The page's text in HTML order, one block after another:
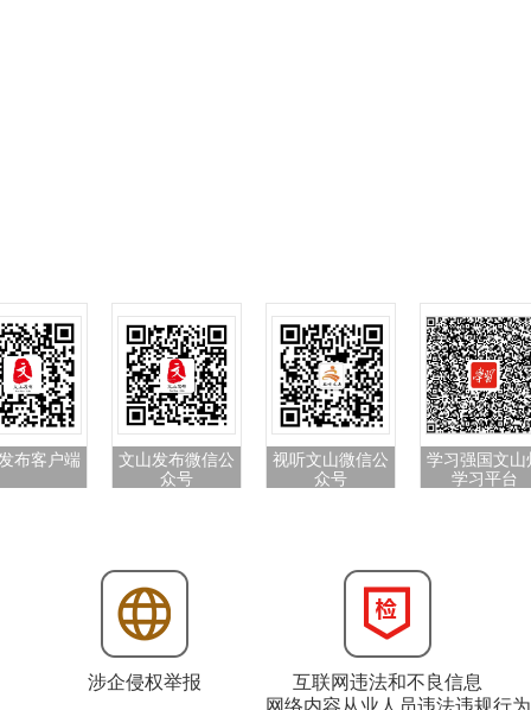
布客户端
文山发布微信公
众号
视听文山微信公
众号
学习强国文山
学习平台
涉企侵权举报
互联网违法和不良信息